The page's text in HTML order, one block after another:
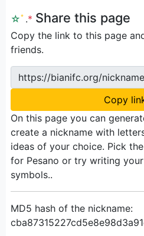
☆ﾟ .* Share this page
Copy the link to this page
friends.
https://bianifc.org/
Copy
On this page you can
create a nickname with
ideas of your choice. Pick
for Pesano or try writing
symbols..
MD5 hash of the nickname: